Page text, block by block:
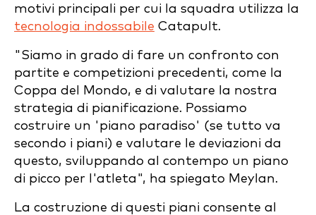
motivi principali per cui la squadra utilizza la
tecnologia indossabile Catapult.
"Siamo in grado di fare un confronto con
partite e competizioni precedenti, come la
Coppa del Mondo, e di valutare la nostra
strategia di pianificazione. Possiamo
costruire un 'piano paradiso' (se tutto va
secondo i piani) e valutare le deviazioni da
questo, sviluppando al contempo un piano
di picco per l'atleta", ha spiegato Meylan.
La costruzione di questi piani consente al